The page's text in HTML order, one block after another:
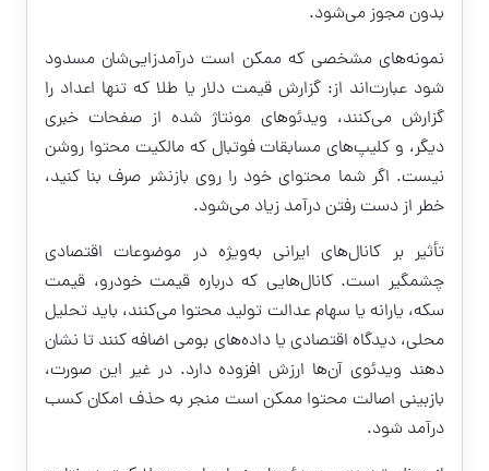
بدون مجوز می‌شود.
نمونه‌های مشخصی که ممکن است درآمدزایی‌شان مسدود
شود عبارت‌اند از: گزارش قیمت دلار یا طلا که تنها اعداد را
گزارش می‌کنند، ویدئوهای مونتاژ شده از صفحات خبری
دیگر، و کلیپ‌های مسابقات فوتبال که مالکیت محتوا روشن
نیست. اگر شما محتوای خود را روی بازنشر صرف بنا کنید،
خطر از دست رفتن درآمد زیاد می‌شود.
تأثیر بر کانال‌های ایرانی به‌ویژه در موضوعات اقتصادی
چشمگیر است. کانال‌هایی که درباره قیمت خودرو، قیمت
سکه، یارانه یا سهام عدالت تولید محتوا می‌کنند، باید تحلیل
محلی، دیدگاه اقتصادی یا داده‌های بومی اضافه کنند تا نشان
دهند ویدئوی آن‌ها ارزش افزوده دارد. در غیر این صورت،
بازبینی اصالت محتوا ممکن است منجر به حذف امکان کسب
درآمد شود.